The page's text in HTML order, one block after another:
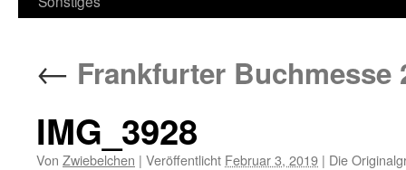
← Frankfurter Buchmesse
IMG_3928
Von Zwiebelchen | Veröffentlicht Februar 3, 2019 | Die